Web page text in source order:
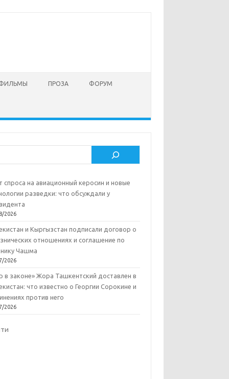
ПРОЗА ФОРУМ
спроса на авиационный керосин и новые
разведки: что обсуждали у
2026
и Кыргызстан подписали договор о
отношениях и соглашение по
Чашма
2026
в законе» Жора Ташкентский доставлен в
что известно о Георгии Сорокине и
против него
2026